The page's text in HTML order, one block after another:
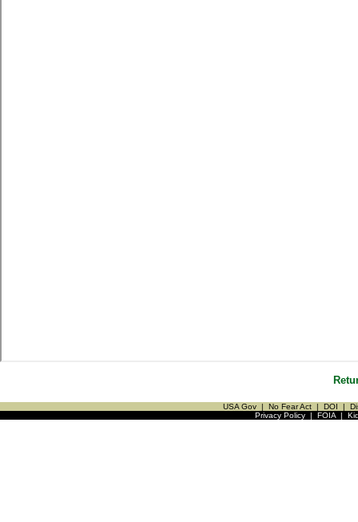
USA Gov | No Fear Act | DOI |
Privacy Policy| FOIA|